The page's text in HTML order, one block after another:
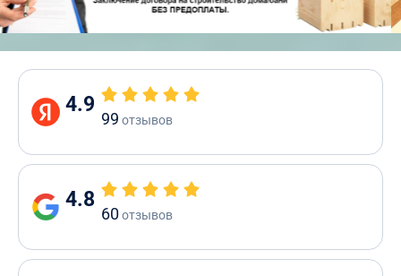
4.9
99 отзывов
4.8
60отзывов